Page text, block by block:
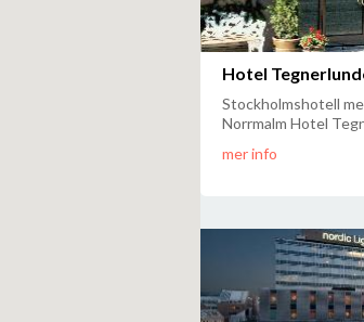
Hotel
Stockholmshotell
Norrmalm Hotel
mer info